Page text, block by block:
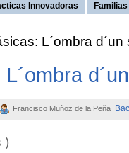
Innovadoras
L´ombra d´un
Francisco Muñoz de la Peña
)